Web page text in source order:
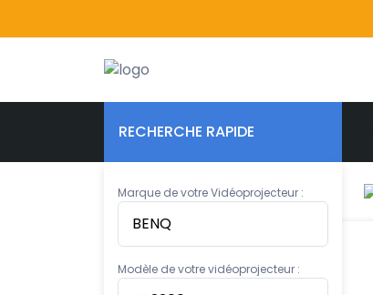
RECHERCHE RAPIDE
Marque de votre Vidéoprojecteur :
Modèle de votre vidéoprojecteur :